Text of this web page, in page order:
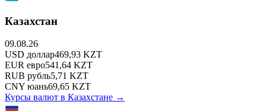
Казахстан
09.08.26
USD доллар469,93 KZT
EUR евро541,64 KZT
RUB рубль5,71 KZT
CNY юань69,65 KZT
Курсы валют в Казахстане →